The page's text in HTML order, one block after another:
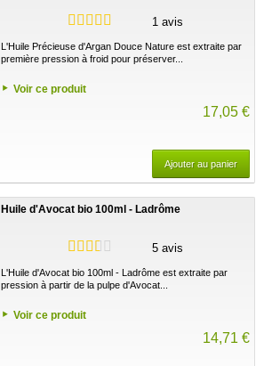
1 avis
L'Huile Précieuse d'Argan Douce Nature est extraite par
première pression à froid pour préserver...
Voir ce produit
17,05 €
Ajouter au panier
Huile d'Avocat bio 100ml - Ladrôme
5 avis
L'Huile d'Avocat bio 100ml - Ladrôme est extraite par
pression à partir de la pulpe d'Avocat...
Voir ce produit
14,71 €